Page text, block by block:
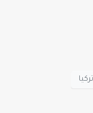
تركيا